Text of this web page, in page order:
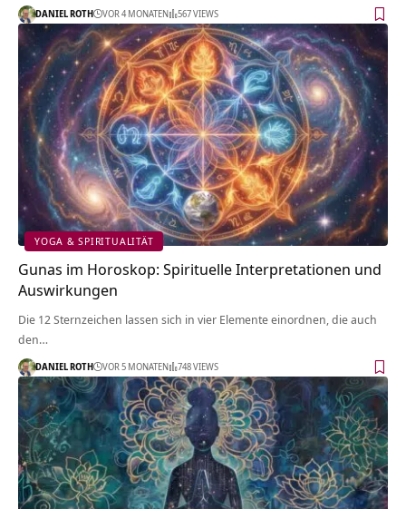
DANIEL ROTH VOR 4 MONATEN 567 VIEWS
YOGA & SPIRITUALITÄT
Gunas im Horoskop: Spirituelle Interpretationen und
Auswirkungen
Die 12 Sternzeichen lassen sich in vier Elemente einordnen, die auch
den…
DANIEL ROTH VOR 5 MONATEN 748 VIEWS